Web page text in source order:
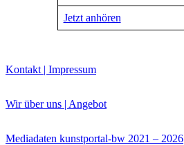
Jetzt anhören
Kontakt | Impressum
Wir über uns | Angebot
Mediadaten kunstportal-bw 2021 – 2026